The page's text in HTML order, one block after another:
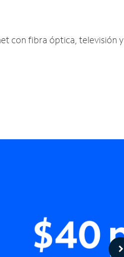
con fibra óptica, televisión y